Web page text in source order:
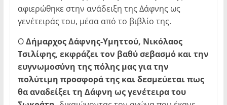
αφιερώθηκε στην ανάδειξη της Δάφνης ως
γενέτειράς του, μέσα από το βιβλίο της.
ΟΔήμαρχος Δάφνης-Υμηττού, Νικόλαος
Τσιλίφης, εκφράζει τον βαθύ σεβασμό και την
ευγνωμοσύνη της πόλης μας για την
πολύτιμη προσφορά της και δεσμεύεται πως
θα αναδείξει τη Δάφνη ως γενέτειρα του